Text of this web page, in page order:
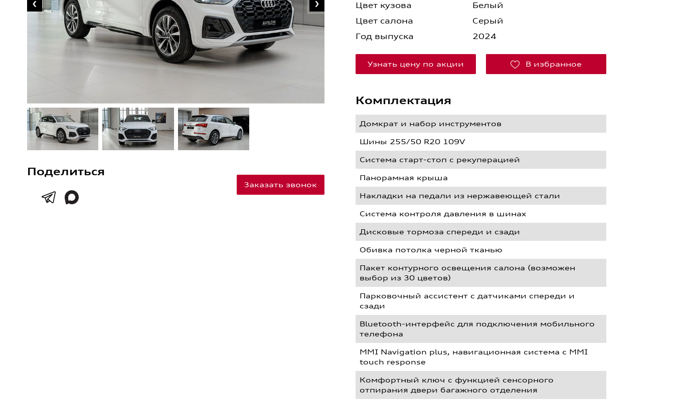
Поделиться
Заказать звонок
Цвет кузова
Белый
Цвет салона
Серый
Год выпуска
2024
Узнать цену по акции В избранное
Комплектация
Домкрат и набор инструментов
Шины 255/50 R20 109V
Система старт-стоп с рекуперацией
Панорамная крыша
Накладки на педали из нержавеющей стали
Cистема контроля давления в шинах
Дисковые тормоза спереди и сзади
Обивка потолка черной тканью
Пакет контурного освещения салона (возможен
выбор из 30 цветов)
Парковочный ассистент с датчиками спереди и
сзади
Bluetooth-интерфейс для подключения мобильного
телефона
MMI Navigation plus, навигационная система с MMI
touch response
Комфортный ключ с функцией сенсорного
отпирания двери багажного отделения